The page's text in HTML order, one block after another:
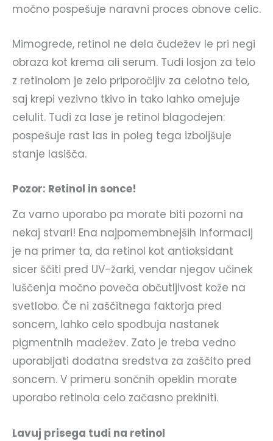
močno pospešuje naravni proces obnove celic.
Mimogrede, retinol ne dela čudežev le pri negi
obraza kot krema ali serum. Tudi losjon za telo
z retinolom je zelo priporočljiv za celotno telo,
saj krepi vezivno tkivo in tako lahko omejuje
celulit. Tudi za lase je retinol blagodejen:
pospešuje rast las in poleg tega izboljšuje
stanje lasišča.
Pozor: Retinol in sonce!
Za varno uporabo pa morate biti pozorni na
nekaj stvari! Ena najpomembnejših informacij
je na primer ta, da retinol kot antioksidant
sicer ščiti pred UV-žarki, vendar njegov učinek
luščenja močno poveča občutljivost kože na
svetlobo. Če ni zaščitnega faktorja pred
soncem, lahko celo spodbuja nastanek
pigmentnih madežev. Zato je treba vedno
uporabljati dodatna sredstva za zaščito pred
soncem. V primeru sončnih opeklin morate
uporabo retinola celo začasno prekiniti.
Lavuj prisega tudi na retinol